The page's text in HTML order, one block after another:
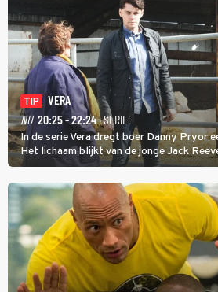
TIP
VERA
NU 20:25 - 22:24· SERIE
In de serie Vera dregt boer Danny Pryor
Het lichaam blijkt van de jonge Jack
homoseksuele woonwagenbewoner had
en verliet het kamp met slaande ruzie.